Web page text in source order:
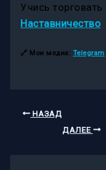
Учись
Наставничество
🔗 Мои медиа: Telegram
НАЗАД
ДАЛЕЕ